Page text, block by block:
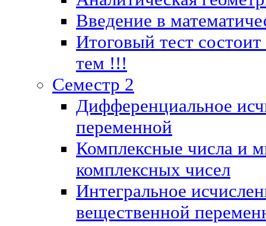
Введение в
Итоговый тест
тем !!!
Семестр 2
Дифференциальное
переменной
Комплексные числа и
комплексных чисел
Интегральное
вещественной